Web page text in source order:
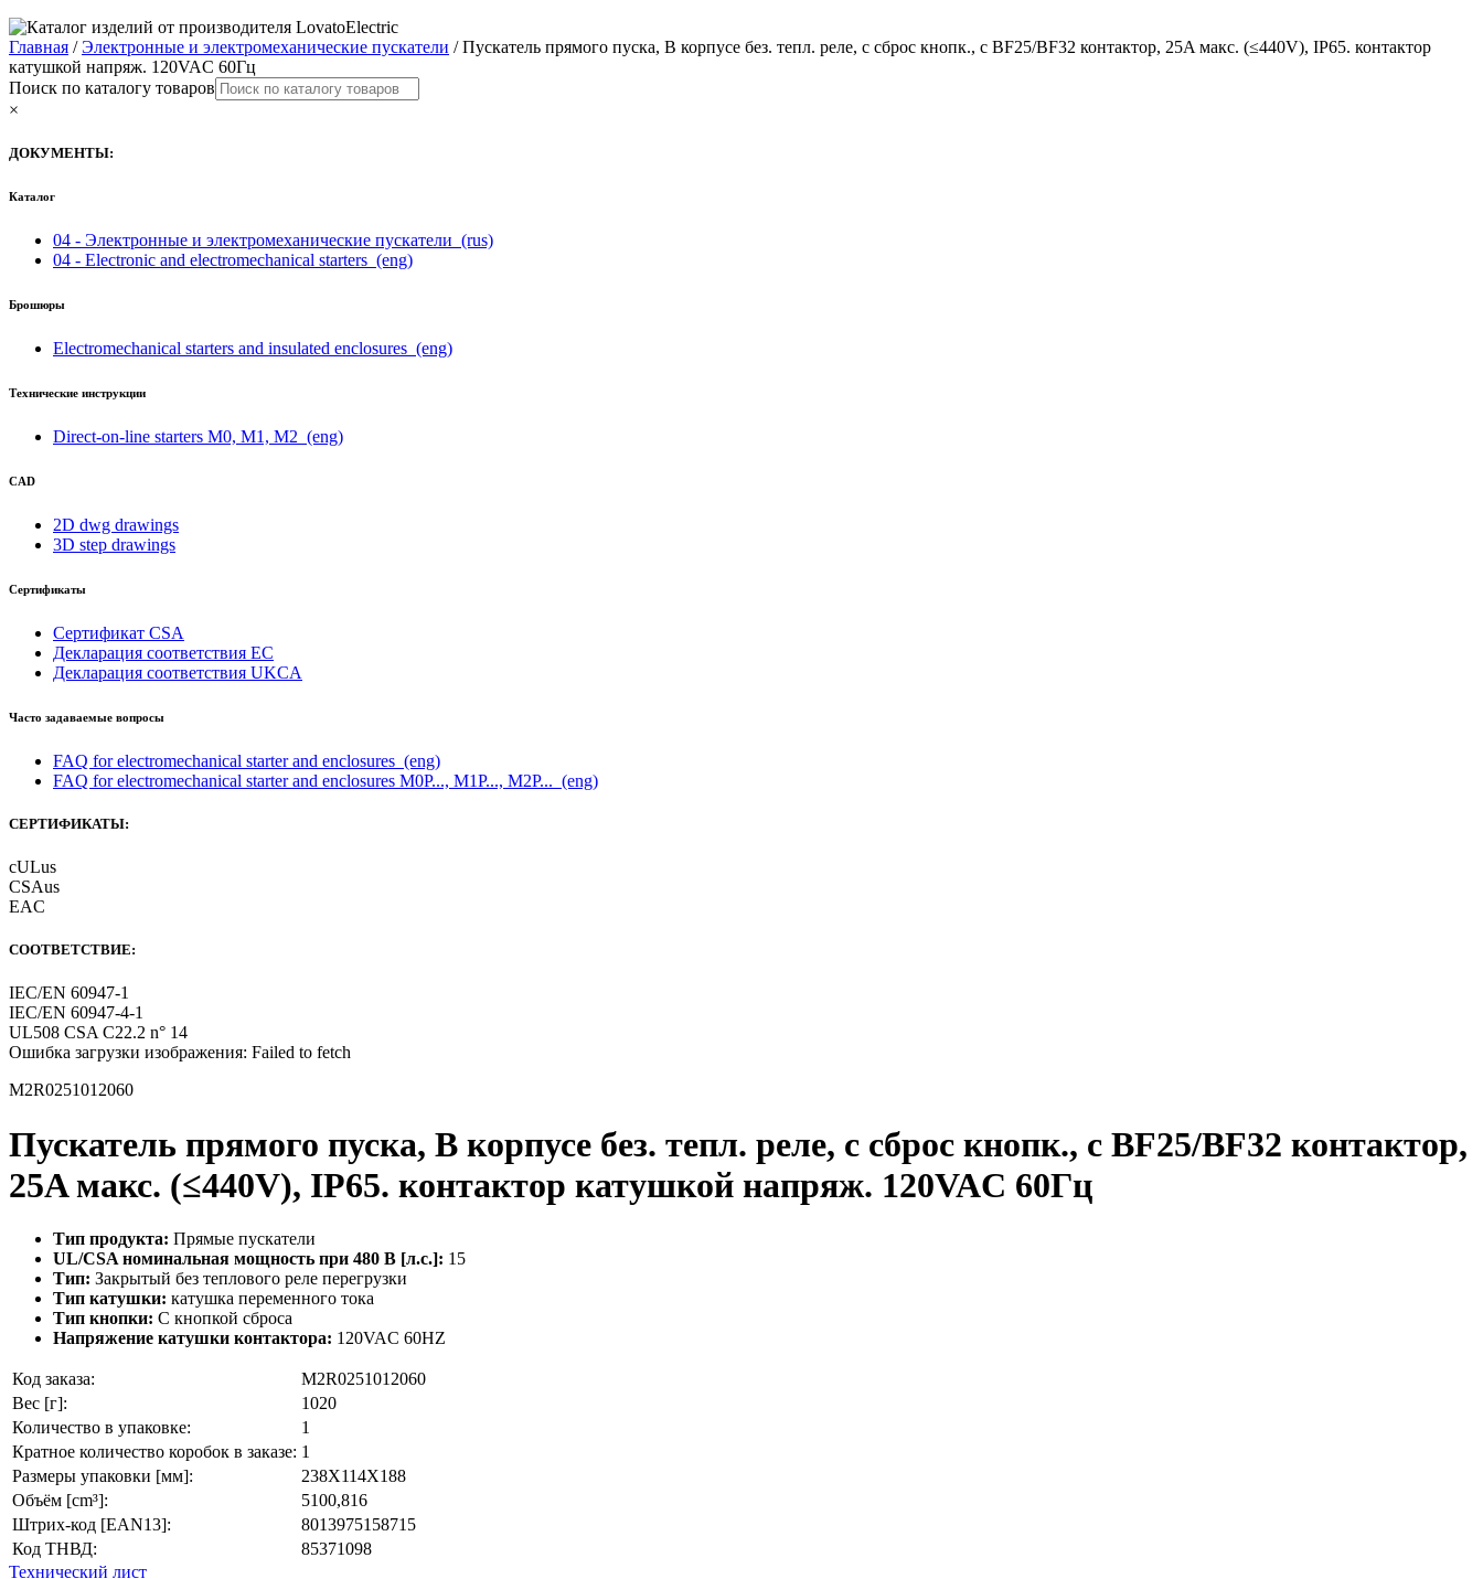
Главная /Электронные и электромеханические пускатели / Пускатель прямого пуска, В корпусе без. тепл. реле, с сброс кнопк., с BF25/BF32 контактор, 25A макс. (≤440V), IP65. контактор
катушкой напряж. 120VAC 60Гц
Поиск по каталогу товаров
×
ДОКУМЕНТЫ:
Каталог
04 - Электронные и электромеханические пускатели (rus)
04 - Electronic and electromechanical starters (eng)
Брошюры
Electromechanical starters and insulated enclosures (eng)
Технические инструкции
Direct-on-line starters M0, M1, M2 (eng)
CAD
2D dwg drawings
3D step drawings
Сертификаты
Сертификат CSA
Декларация соответствия ЕС
Декларация соответствия UKCA
Часто задаваемые вопросы
FAQ for electromechanical starter and enclosures (eng)
FAQ for electromechanical starter and enclosures M0P..., M1P..., M2P... (eng)
СЕРТИФИКАТЫ:
cULus
CSAus
EAC
СООТВЕТСТВИЕ:
IEC/EN 60947-1
IEC/EN 60947-4-1
UL508 CSA C22.2 n° 14
Ошибка загрузки изображения: Failed to fetch
M2R0251012060
Пускатель прямого пуска, В корпусе без. тепл. реле, с сброс кнопк., с BF25/BF32 контактор,
25A макс. (≤440V), IP65. контактор катушкой напряж. 120VAC 60Гц
Тип продукта: Прямые пускатели
UL/CSA номинальная мощность при 480 В [л.с.]: 15
Тип: Закрытый без теплового реле перегрузки
Тип катушки: катушка переменного тока
Тип кнопки: С кнопкой сброса
Напряжение катушки контактора: 120VAC 60HZ
Код заказа:
M2R0251012060
Вес [г]:
1020
Количество в упаковке:
1
Кратное количество коробок в заказе: 1
Размеры упаковки [мм]:
238X114X188
Объём [cm³]:
5100,816
Штрих-код [EAN13]:
8013975158715
Код ТНВД:
85371098
Технический лист